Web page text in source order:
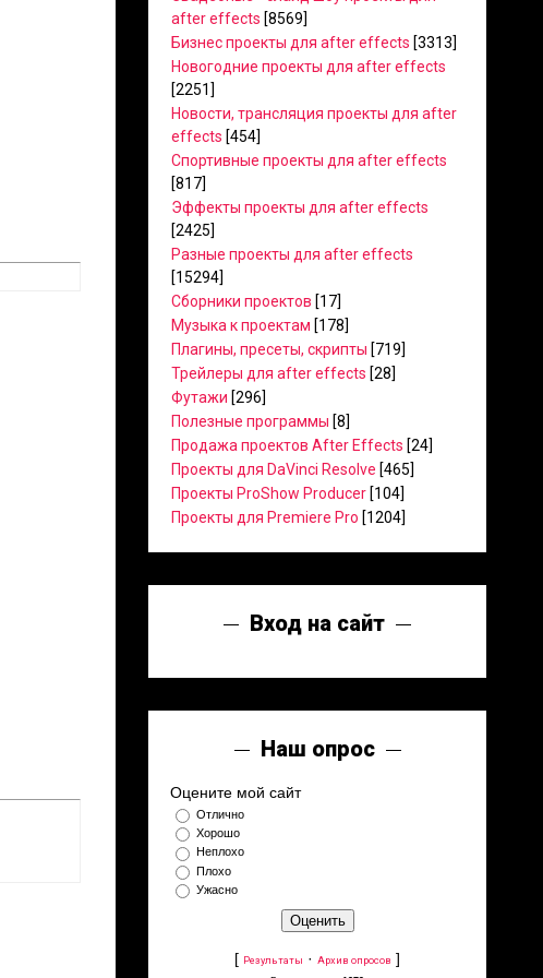
after effects [8569]
Бизнес проекты для after effects [3313]
Новогодние проекты для after effects
[2251]
Новости, трансляция проекты для after
effects [454]
Спортивные проекты для after effects
[817]
Эффекты проекты для after effects
[2425]
Разные проекты для after effects
[15294]
Сборники проектов [17]
Музыка к проектам [178]
Плагины, пресеты, скрипты [719]
Трейлеры для after effects [28]
Футажи [296]
Полезные программы [8]
Продажа проектов After Effects [24]
Проекты для DaVinci Resolve [465]
Проекты ProShow Producer [104]
Проекты для Premiere Pro [1204]
Вход на сайт
Наш опрос
Оцените мой сайт
Отлично
Хорошо
Неплохо
Плохо
Ужасно
[ Результаты · Архив опросов ]